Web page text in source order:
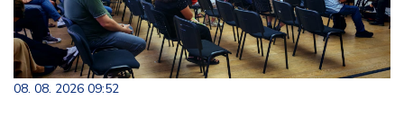
08. 08. 2026 09:52